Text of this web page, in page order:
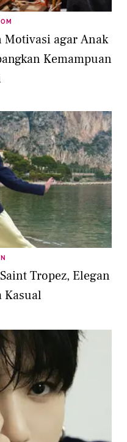
Motivasi agar Anak
Kemampuan
Tropez, Elegan
Kasual